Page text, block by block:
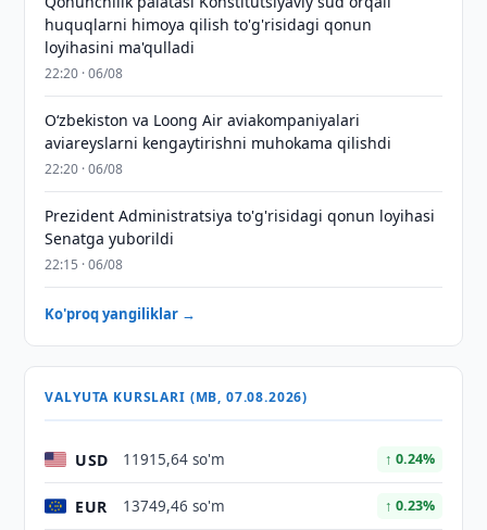
huquqlarni himoya qilish to'g'risidagi qonun
loyihasini ma'qulladi
22:20 · 06/08
Oʻzbekiston va Loong Air aviakompaniyalari
aviareyslarni kengaytirishni muhokama qilishdi
22:20 · 06/08
Prezident Administratsiya to'g'risidagi qonun loyihasi
Senatga yuborildi
22:15 · 06/08
Ko'proq yangiliklar →
VALYUTA KURSLARI (MB, 07.08.2026)
USD 11915,64 so'm ↑ 0.24%
EUR 13749,46 so'm ↑ 0.23%